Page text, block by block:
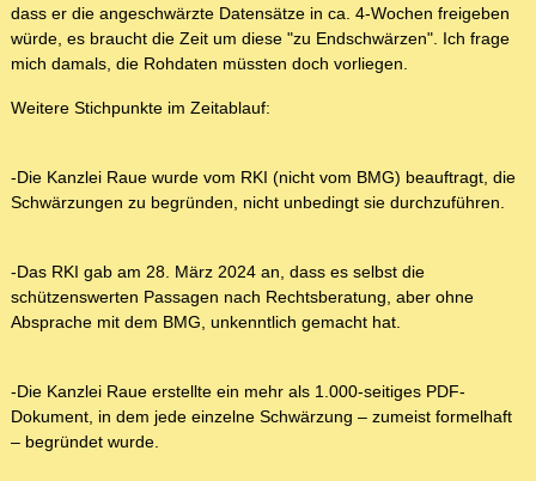
dass er die angeschwärzte Datensätze in ca. 4-Wochen freigeben
würde, es braucht die Zeit um diese "zu Endschwärzen". Ich frage
mich damals, die Rohdaten müssten doch vorliegen.
Weitere Stichpunkte im Zeitablauf:
-Die Kanzlei Raue wurde vom RKI (nicht vom BMG) beauftragt, die
Schwärzungen zu begründen, nicht unbedingt sie durchzuführen.
-Das RKI gab am 28. März 2024 an, dass es selbst die
schützenswerten Passagen nach Rechtsberatung, aber ohne
Absprache mit dem BMG, unkenntlich gemacht hat.
-Die Kanzlei Raue erstellte ein mehr als 1.000-seitiges PDF-
Dokument, in dem jede einzelne Schwärzung – zumeist formelhaft
– begründet wurde.